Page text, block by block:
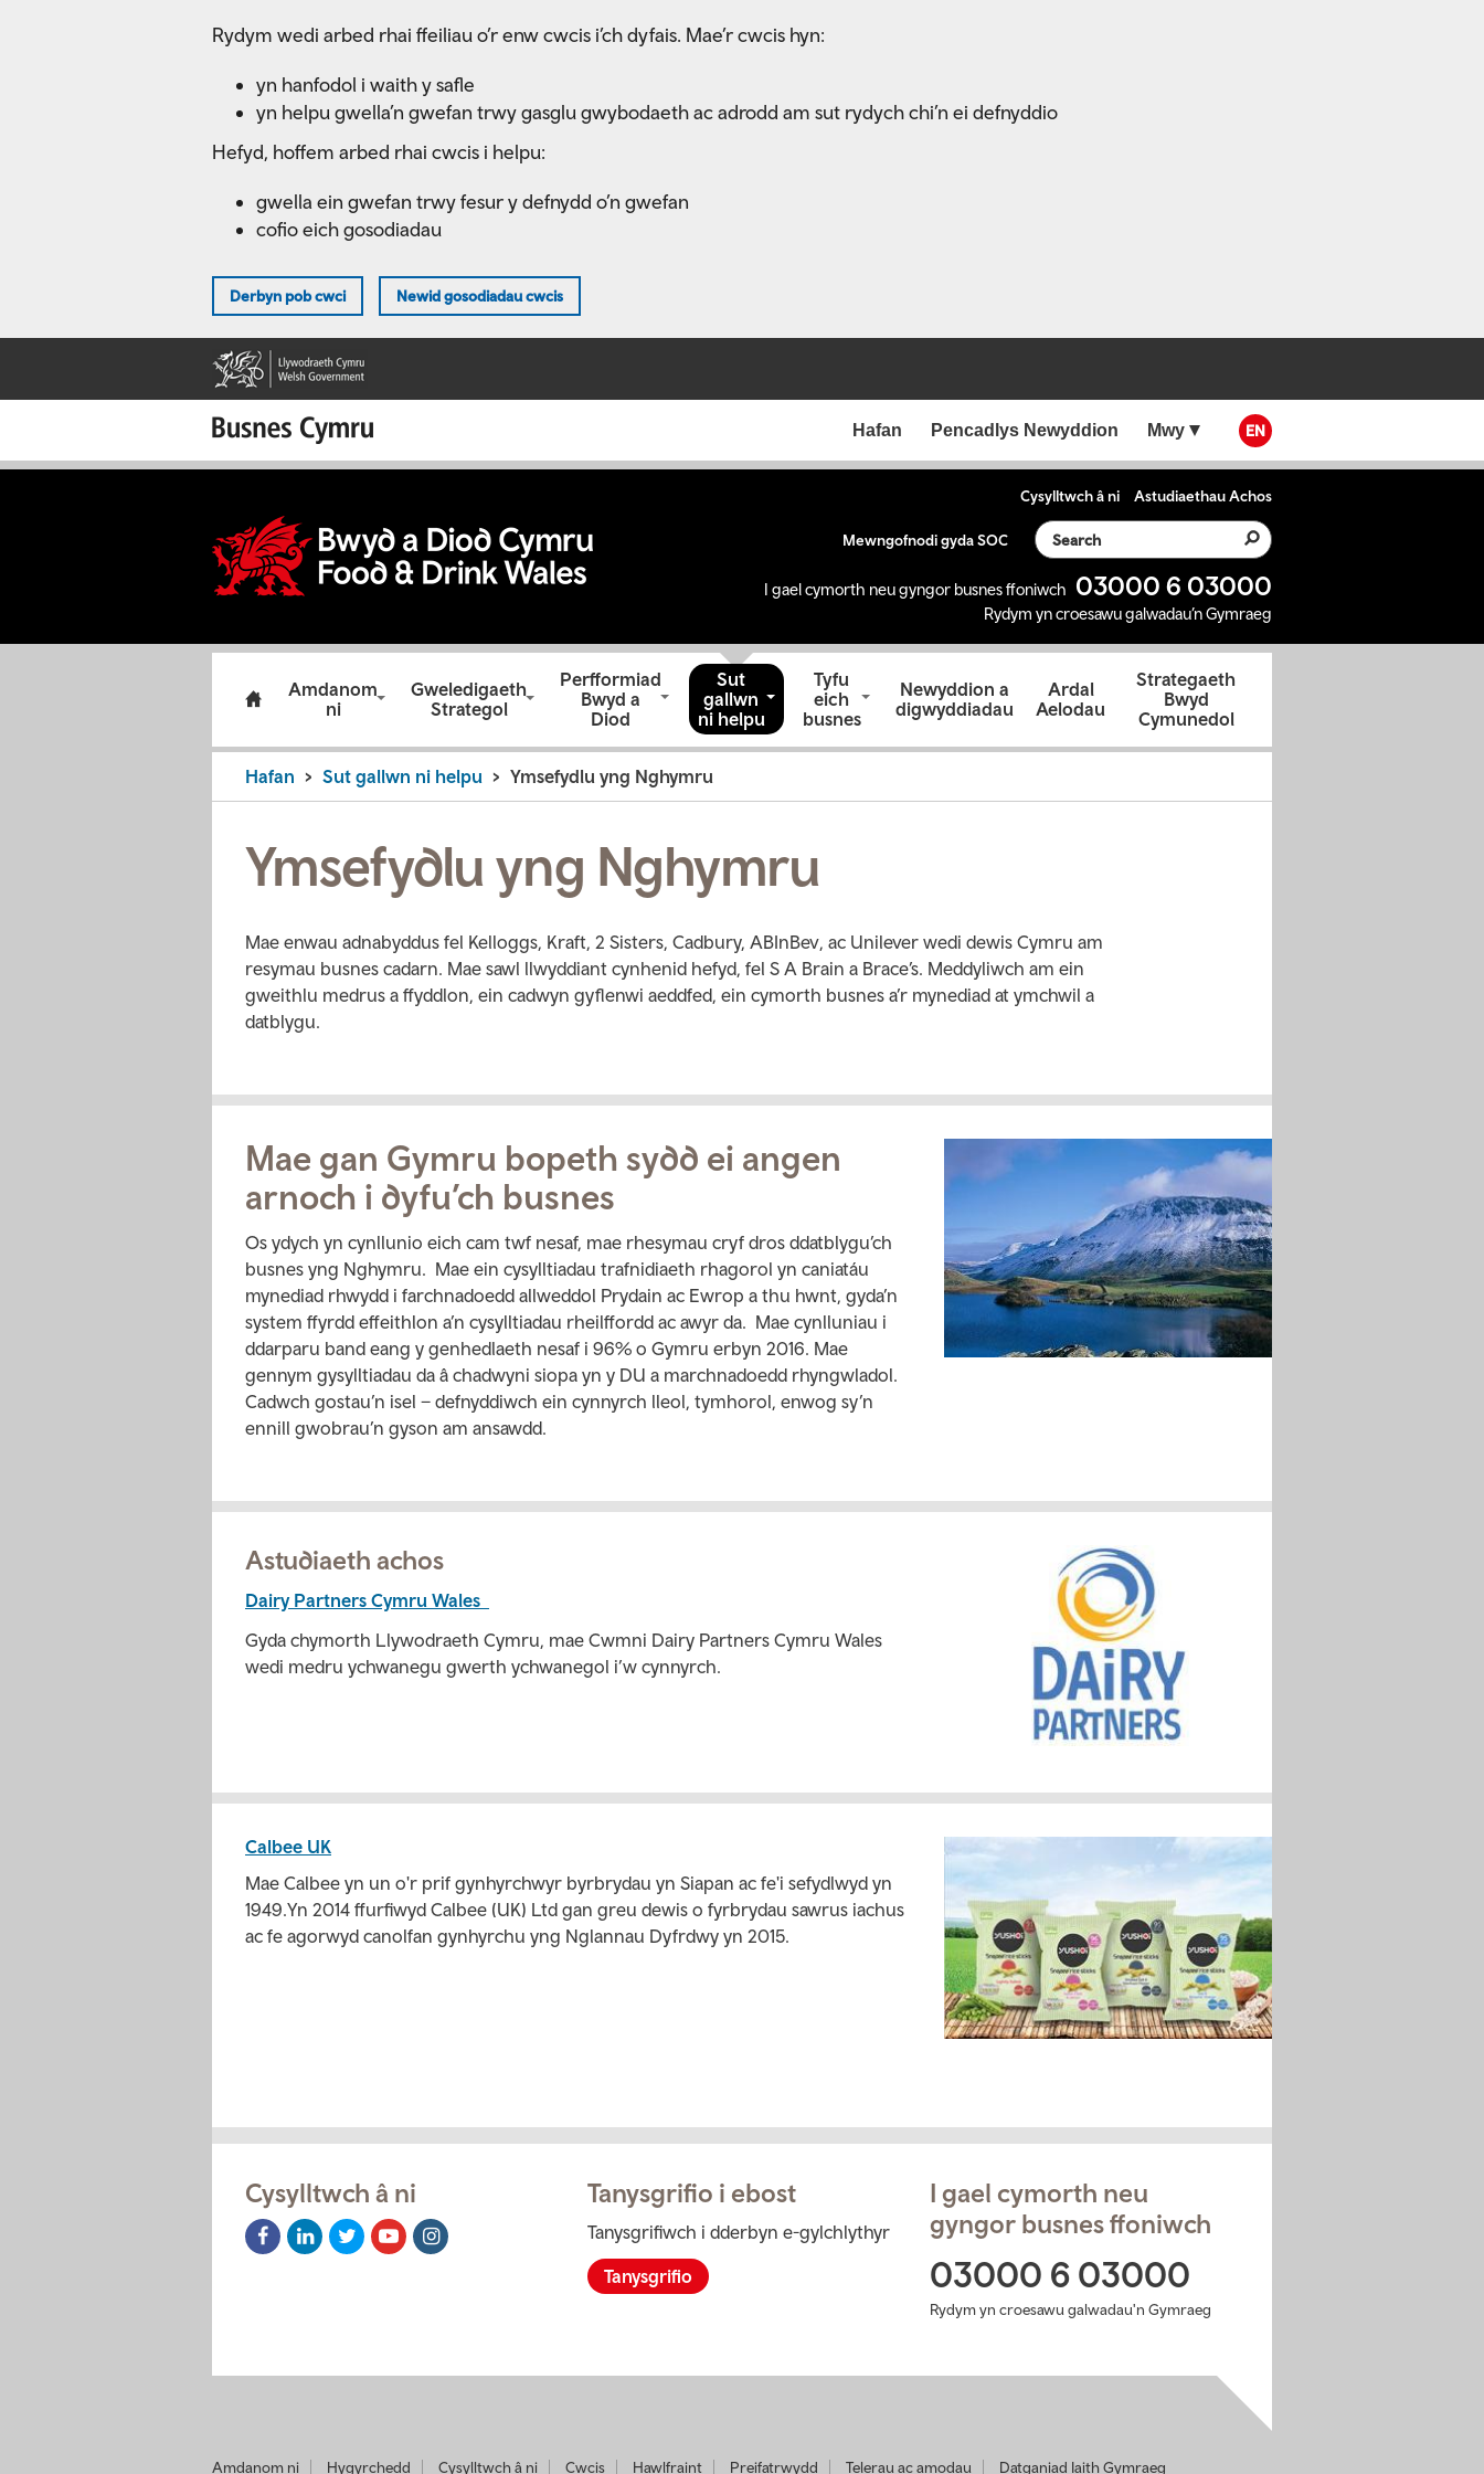
Rydym wedi arbed rhai ffeiliau o’r enw cwcis i’ch dyfais. Mae’r cwcis hyn:
yn hanfodol i waith y safle
yn helpu gwella’n gwefan trwy gasglu gwybodaeth ac adrodd am sut rydych chi’n ei defnyddio
Hefyd, hoffem arbed rhai cwcis i helpu:
gwella ein gwefan trwy fesur y defnydd o’n gwefan
cofio eich gosodiadau
Derbyn pob cwci Newid gosodiadau cwcis
EN
Hafan Pencadlys Newyddion Mwy
Cysylltwch â ni Astudiaethau Achos
Mewngofnodi gyda SOC
I gael cymorth neu gyngor busnes ffoniwch 03000 6 03000
Rydym yn croesawu galwadau’n Gymraeg
Amdanom
ni
Gweledigaeth
Strategol
Perfformiad
Bwyd a
Diod
Sut
gallwn
ni helpu
Tyfu
eich
busnes
Newyddion a
digwyddiadau
Ardal
Aelodau
Strategaeth
Bwyd
Cymunedol
Hafan Sut gallwn ni helpu Ymsefydlu yng Nghymru
Ymsefydlu yng Nghymru
Mae enwau adnabyddus fel Kelloggs, Kraft, 2 Sisters, Cadbury, ABInBev, ac Unilever wedi dewis Cymru am
resymau busnes cadarn. Mae sawl llwyddiant cynhenid hefyd, fel S A Brain a Brace’s. Meddyliwch am ein
gweithlu medrus a ffyddlon, ein cadwyn gyflenwi aeddfed, ein cymorth busnes a’r mynediad at ymchwil a
datblygu.
Mae gan Gymru bopeth sydd ei angen
arnoch i dyfu’ch busnes
Os ydych yn cynllunio eich cam twf nesaf, mae rhesymau cryf dros ddatblygu’ch
busnes yng Nghymru. Mae ein cysylltiadau trafnidiaeth rhagorol yn caniatáu
mynediad rhwydd i farchnadoedd allweddol Prydain ac Ewrop a thu hwnt, gyda’n
system ffyrdd effeithlon a’n cysylltiadau rheilffordd ac awyr da. Mae cynlluniau i
ddarparu band eang y genhedlaeth nesaf i 96% o Gymru erbyn 2016. Mae
gennym gysylltiadau da â chadwyni siopa yn y DU a marchnadoedd rhyngwladol.
Cadwch gostau’n isel – defnyddiwch ein cynnyrch lleol, tymhorol, enwog sy’n
ennill gwobrau’n gyson am ansawdd.
Astudiaeth achos
Dairy Partners Cymru Wales
Gyda chymorth Llywodraeth Cymru, mae Cwmni Dairy Partners Cymru Wales
wedi medru ychwanegu gwerth ychwanegol i’w cynnyrch.
Calbee UK
Mae Calbee yn un o'r prif gynhyrchwyr byrbrydau yn Siapan ac fe'i sefydlwyd yn
1949.Yn 2014 ffurfiwyd Calbee (UK) Ltd gan greu dewis o fyrbrydau sawrus iachus
ac fe agorwyd canolfan gynhyrchu yng Nglannau Dyfrdwy yn 2015.
Cysylltwch â ni
Facebook
Icon
LinkedIn
Icon
Twitter
Icon
Youtube
Icon
Instagram
Icon
Tanysgrifio i ebost
Tanysgrifiwch i dderbyn e-gylchlythyr
Tanysgrifio
I gael cymorth neu
gyngor busnes ffoniwch
03000 6 03000
Rydym yn croesawu galwadau'n Gymraeg
Amdanom ni Hygyrchedd Cysylltwch â ni Cwcis Hawlfraint Preifatrwydd Telerau ac amodau Datganiad Iaith Gymraeg